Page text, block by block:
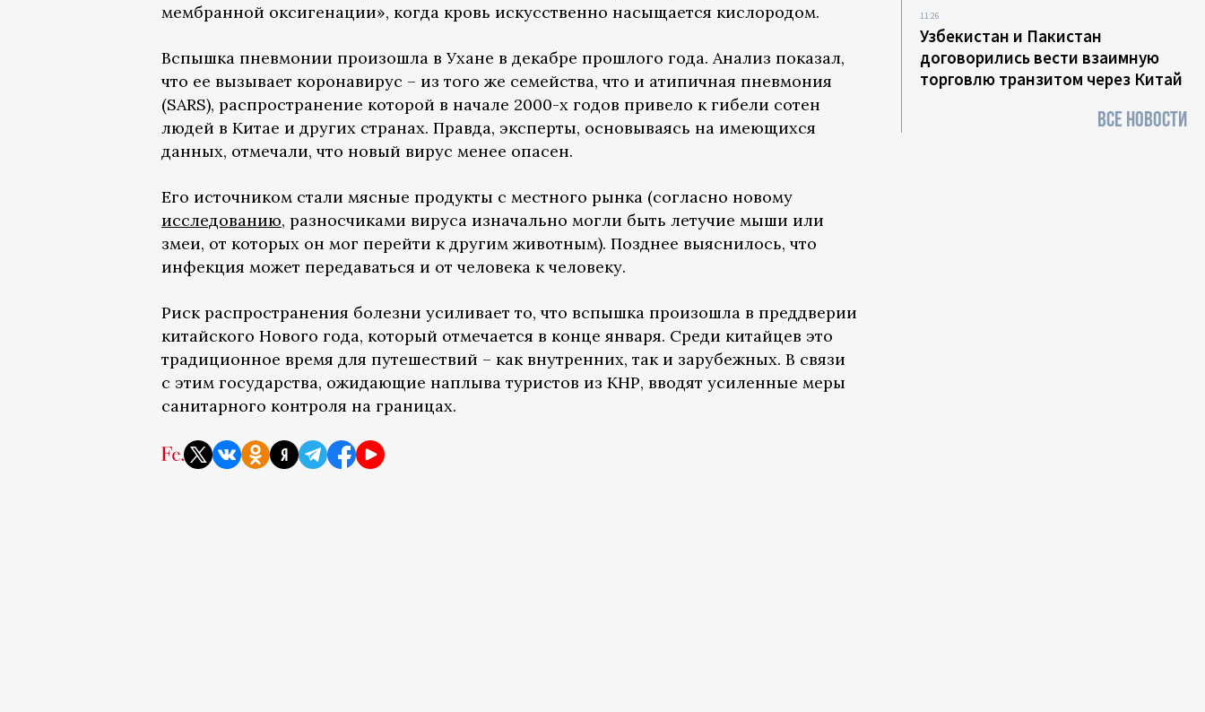
мембранной оксигенации», когда кровь искусственно насыщается кислородом.
Вспышка пневмонии произошла в Ухане в декабре прошлого года. Анализ показал,
что ее вызывает коронавирус – из того же семейства, что и атипичная пневмония
(SARS), распространение которой в начале 2000-х годов привело к гибели сотен
людей в Китае и других странах. Правда, эксперты, основываясь на имеющихся
данных, отмечали, что новый вирус менее опасен.
Его источником стали мясные продукты с местного рынка (согласно новому
исследованию, разносчиками вируса изначально могли быть летучие мыши или
змеи, от которых он мог перейти к другим животным). Позднее выяснилось, что
инфекция может передаваться и от человека к человеку.
Риск распространения болезни усиливает то, что вспышка произошла в преддверии
китайского Нового года, который отмечается в конце января. Среди китайцев это
традиционное время для путешествий – как внутренних, так и зарубежных. В связи
с этим государства, ожидающие наплыва туристов из КНР, вводят усиленные меры
санитарного контроля на границах.
11:26
Узбекистан и Пакистан
договорились вести взаимную
торговлю транзитом через Китай
ВСЕ НОВОСТИ